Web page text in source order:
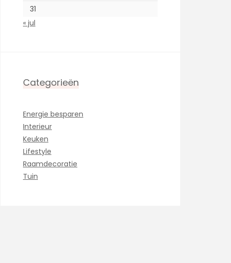
31
« jul
Categorieën
Energie besparen
Interieur
Keuken
Lifestyle
Raamdecoratie
Tuin